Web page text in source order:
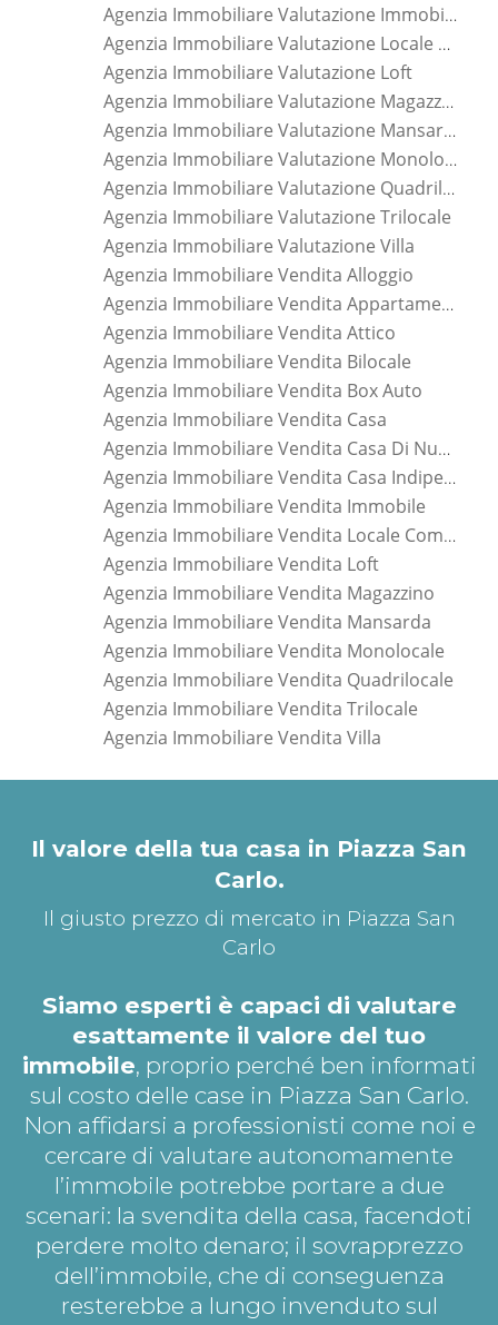
Agenzia Immobiliare Valutazione Immobile
Agenzia Immobiliare Valutazione Locale Commerciale
Agenzia Immobiliare Valutazione Loft
Agenzia Immobiliare Valutazione Magazzino
Agenzia Immobiliare Valutazione Mansarda
Agenzia Immobiliare Valutazione Monolocale
Agenzia Immobiliare Valutazione Quadrilocale
Agenzia Immobiliare Valutazione Trilocale
Agenzia Immobiliare Valutazione Villa
Agenzia Immobiliare Vendita Alloggio
Agenzia Immobiliare Vendita Appartamento
Agenzia Immobiliare Vendita Attico
Agenzia Immobiliare Vendita Bilocale
Agenzia Immobiliare Vendita Box Auto
Agenzia Immobiliare Vendita Casa
Agenzia Immobiliare Vendita Casa Di Nuova Costruzione
Agenzia Immobiliare Vendita Casa Indipendente
Agenzia Immobiliare Vendita Immobile
Agenzia Immobiliare Vendita Locale Commerciale
Agenzia Immobiliare Vendita Loft
Agenzia Immobiliare Vendita Magazzino
Agenzia Immobiliare Vendita Mansarda
Agenzia Immobiliare Vendita Monolocale
Agenzia Immobiliare Vendita Quadrilocale
Agenzia Immobiliare Vendita Trilocale
Agenzia Immobiliare Vendita Villa
Il valore della tua casa in Piazza San
Carlo.
Il giusto prezzo di mercato in Piazza San
Carlo
Siamo esperti è capaci di valutare
esattamente il valore del tuo
immobile, proprio perché ben informati
sul costo delle case in Piazza San Carlo.
Non affidarsi a professionisti come noi e
cercare di valutare autonomamente
l’immobile potrebbe portare a due
scenari: la svendita della casa, facendoti
perdere molto denaro; il sovrapprezzo
dell’immobile, che di conseguenza
resterebbe a lungo invenduto sul